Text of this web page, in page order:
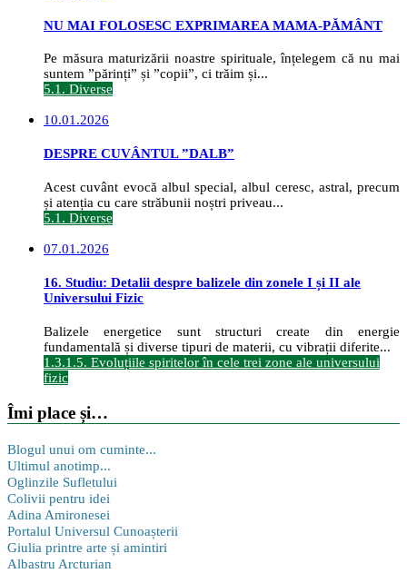
NU MAI FOLOSESC EXPRIMAREA MAMA-PĂMÂNT
Pe măsura maturizării noastre spirituale, înțelegem că nu mai
suntem ”părinți” și ”copii”, ci trăim și...
5.1. Diverse
10.01.2026
DESPRE CUVÂNTUL ”DALB”
Acest cuvânt evocă albul special, albul ceresc, astral, precum
și atenția cu care străbunii noștri priveau...
5.1. Diverse
07.01.2026
16. Studiu: Detalii despre balizele din zonele I și II ale
Universului Fizic
Balizele energetice sunt structuri create din energie
fundamentală și diverse tipuri de materii, cu vibrații diferite...
1.3.1.5. Evoluțiile spiritelor în cele trei zone ale universului
fizic
Îmi place și…
Blogul unui om cuminte...
Ultimul anotimp...
Oglinzile Sufletului
Colivii pentru idei
Adina Amironesei
Portalul Universul Cunoașterii
Giulia printre arte și amintiri
Albastru Arcturian